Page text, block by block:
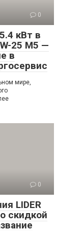
0
кВт в
25 M5 —
в
мире,
0
LIDER
скидкой